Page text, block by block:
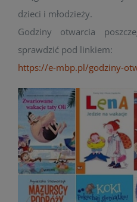
dzieci i młodzieży.
Godziny otwarcia
sprawdzić pod linkiem:
https://e-mbp.pl/godziny-